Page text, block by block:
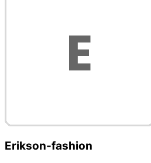
Erikson-fashion